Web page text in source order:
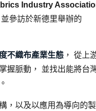
Industry
參訪於新德里舉辦的
不織布產業生態， 從上
握脈動， 並找出能將台
，以及以應用為導向的